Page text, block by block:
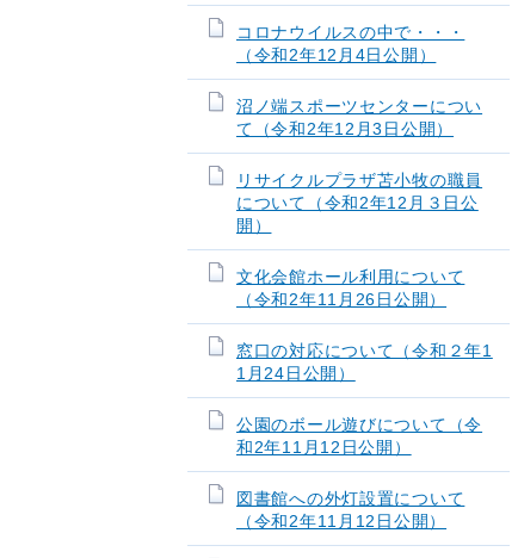
コロナウイルスの中で・・・
（令和2年12月4日公開）
沼ノ端スポーツセンターについ
て（令和2年12月3日公開）
リサイクルプラザ苫小牧の職員
について（令和2年12月３日公
開）
文化会館ホール利用について
（令和2年11月26日公開）
窓口の対応について（令和２年1
1月24日公開）
公園のボール遊びについて（令
和2年11月12日公開）
図書館への外灯設置について
（令和2年11月12日公開）